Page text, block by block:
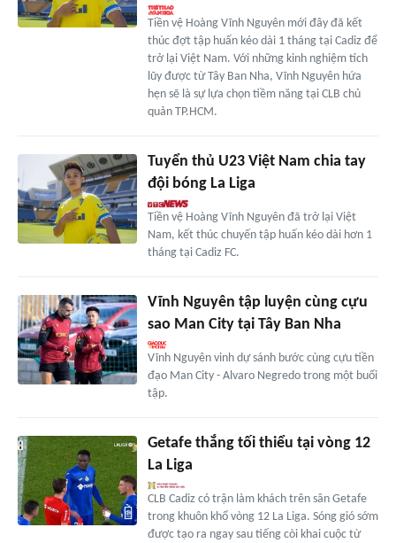
Tiền vệ Hoàng Vĩnh Nguyên mới đây đã kết
thúc đợt tập huấn kéo dài 1 tháng tại Cadiz để
trở lại Việt Nam. Với những kinh nghiệm tích
lũy được từ Tây Ban Nha, Vĩnh Nguyên hứa
hẹn sẽ là sự lựa chọn tiềm năng tại CLB chủ
quản TP.HCM.
Tuyển thủ U23 Việt Nam chia tay
đội bóng La Liga
Tiền vệ Hoàng Vĩnh Nguyên đã trở lại Việt
Nam, kết thúc chuyến tập huấn kéo dài hơn 1
tháng tại Cadiz FC.
Vĩnh Nguyên tập luyện cùng cựu
sao Man City tại Tây Ban Nha
Vĩnh Nguyên vinh dự sánh bước cùng cựu tiền
đạo Man City - Alvaro Negredo trong một buổi
tập.
Getafe thắng tối thiểu tại vòng 12
La Liga
CLB Cadiz có trận làm khách trên sân Getafe
trong khuôn khổ vòng 12 La Liga. Sóng gió sớm
được tạo ra ngay sau tiếng còi khai cuộc từ